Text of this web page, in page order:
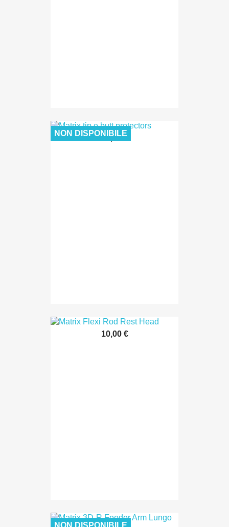
11,50 €
NON DISPONIBILE
10,00 €
NON DISPONIBILE